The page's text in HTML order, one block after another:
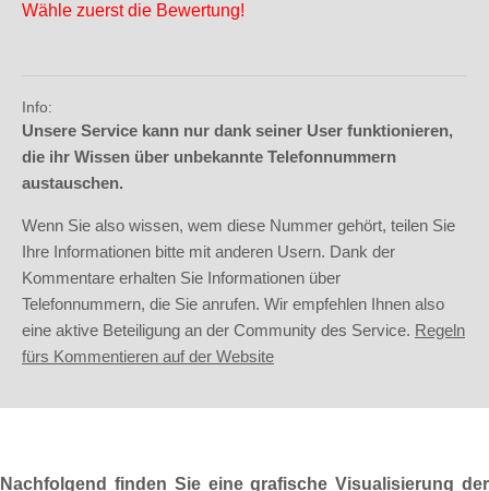
Wähle zuerst die Bewertung!
Info:
Unsere Service kann nur dank seiner User funktionieren,
die ihr Wissen über unbekannte Telefonnummern
austauschen.
Wenn Sie also wissen, wem diese Nummer gehört, teilen Sie
Ihre Informationen bitte mit anderen Usern. Dank der
Kommentare erhalten Sie Informationen über
Telefonnummern, die Sie anrufen. Wir empfehlen Ihnen also
eine aktive Beteiligung an der Community des Service. Regeln
fürs Kommentieren auf der Website
Nachfolgend finden Sie eine grafische Visualisierung der